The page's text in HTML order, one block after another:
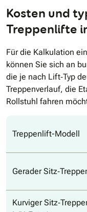
Kosten und
Treppenlifte
Für die Kalkulation
können Sie sich an
die je nach Lift‐Typ
Treppenverlauf, die
Rollstuhl fahren
Treppenlift-Modell
Gerader
Kurviger